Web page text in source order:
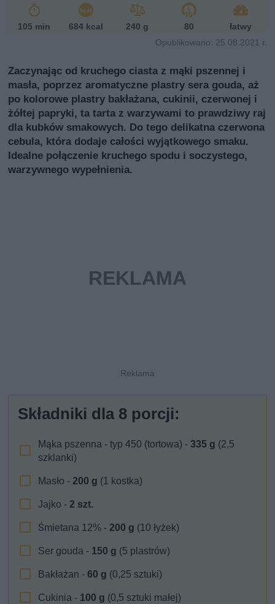
105 min 684 kcal 240 g 80
łatwy
Opublikowano: 25.08.2021 r.
Zaczynając od kruchego ciasta z mąki pszennej i
masła, poprzez aromatyczne plastry sera gouda, aż
po kolorowe plastry bakłażana, cukinii, czerwonej i
żółtej papryki, ta tarta z warzywami to prawdziwy raj
dla kubków smakowych. Do tego delikatna czerwona
cebula, która dodaje całości wyjątkowego smaku.
Idealne połączenie kruchego spodu i soczystego,
warzywnego wypełnienia.
Składniki dla 8 porcji:
Mąka pszenna - typ 450 (tortowa) -335 g (2,5
szklanki)
Masło -200 g (1 kostka)
Jajko -2 szt.
Śmietana 12% -200 g (10 łyżek)
Ser gouda - 150 g (5 plastrów)
Bakłażan -60 g (0,25 sztuki)
Cukinia - 100 g (0,5 sztuki małej)